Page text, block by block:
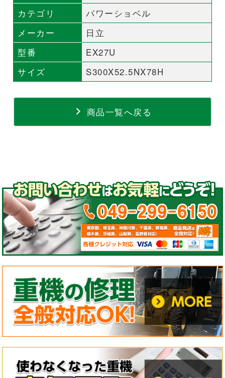
カテゴリ
パワーショベル
メーカー
日立
型番
EX27U
サイズ
S300X52.5NX78H
商品一覧へ戻る